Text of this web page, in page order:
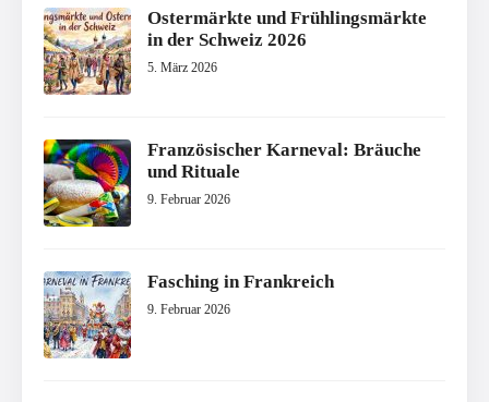
Ostermärkte und Frühlingsmärkte
in der Schweiz 2026
5. März 2026
Französischer Karneval: Bräuche
und Rituale
9. Februar 2026
Fasching in Frankreich
9. Februar 2026